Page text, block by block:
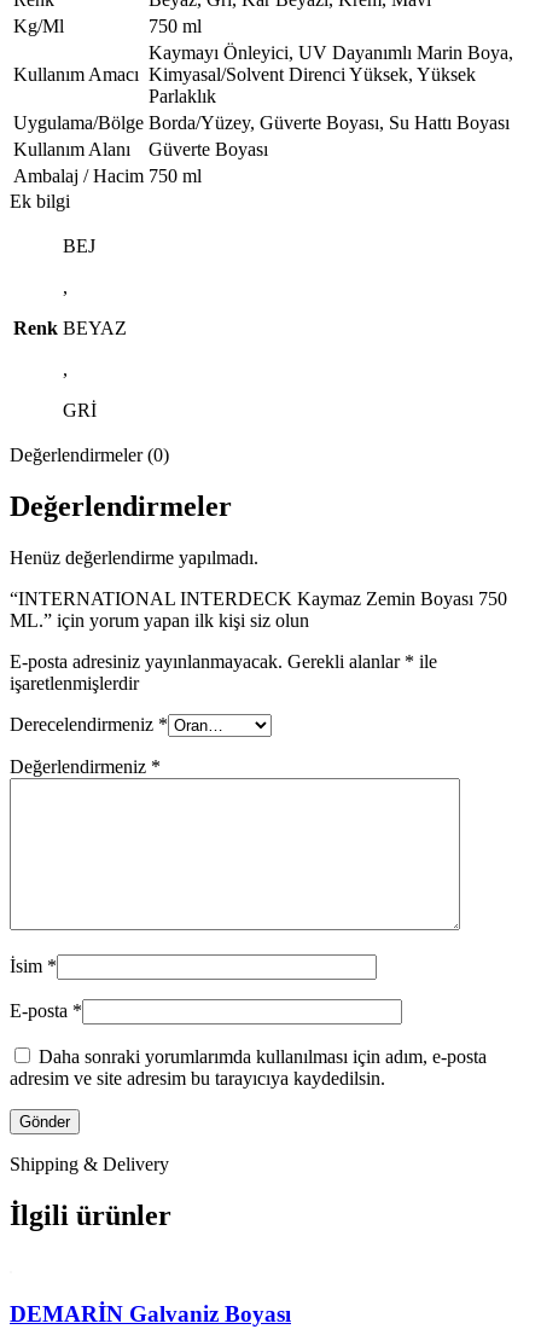
Kg/Ml
750 ml
Kullanım Amacı
Kaymayı Önleyici, UV Dayanımlı Marin Boya,
Kimyasal/Solvent Direnci Yüksek, Yüksek
Parlaklık
Uygulama/Bölge Borda/Yüzey, Güverte Boyası, Su Hattı Boyası
Kullanım Alanı
Güverte Boyası
Ambalaj / Hacim 750 ml
Ek bilgi
Renk
BEJ
,
BEYAZ
,
GRİ
Değerlendirmeler (0)
Değerlendirmeler
Henüz değerlendirme yapılmadı.
“INTERNATIONAL INTERDECK Kaymaz Zemin Boyası 750
ML.” için yorum yapan ilk kişi siz olun
E-posta adresiniz yayınlanmayacak. Gerekli alanlar * ile
işaretlenmişlerdir
Derecelendirmeniz *
Değerlendirmeniz *
İsim *
E-posta *
Daha sonraki yorumlarımda kullanılması için adım, e-posta
adresim ve site adresim bu tarayıcıya kaydedilsin.
Shipping & Delivery
İlgili ürünler
DEMARİN Galvaniz Boyası